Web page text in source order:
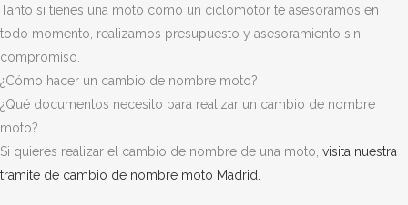
Tanto si tienes una moto como un ciclomotor te asesoramos en
todo momento, realizamos presupuesto y asesoramiento sin
compromiso.
¿Cómo hacer un cambio de nombre moto?
¿Qué documentos necesito para realizar un cambio de nombre
moto?
Si quieres realizar el cambio de nombre de una moto, visita nuestra
tramite de cambio de nombre moto Madrid.